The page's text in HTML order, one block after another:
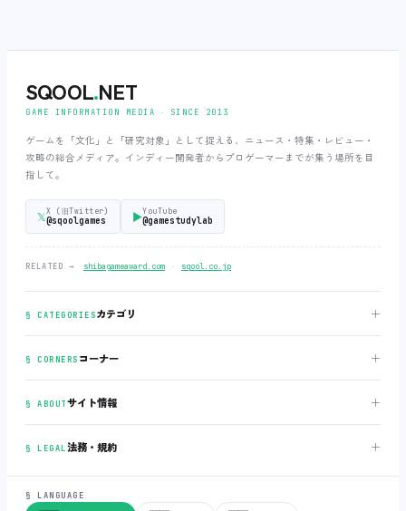
SQOOL.NET
GAME INFORMATION MEDIA ‧ SINCE 2013
ゲームを「文化」と「研究対象」として捉える、ニュース・特集・レビュー・
攻略の総合メディア。インディー開発者からプロゲーマーまでが集う場所を目
指して。
𝕏X (旧Twitter)
@sqoolgames ▶YouTube
@gamestudylab
RELATED → shibagameaward.com ‧ sqool.co.jp
§ CATEGORIESカテゴリ ＋
§ CORNERS コーナー ＋
§ ABOUTサイト情報 ＋
§ LEGAL法務・規約 ＋
§ LANGUAGE